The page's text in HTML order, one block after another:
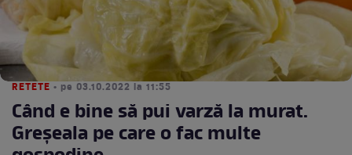
RETETE • pe 03.10.2022 la 11:55
Când e bine să pui varză la murat.
Greșeala pe care o fac multe